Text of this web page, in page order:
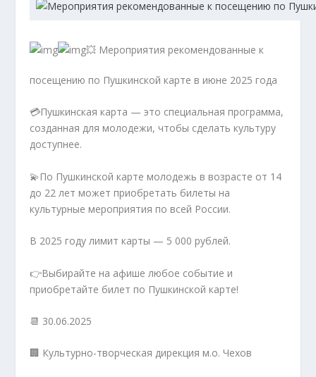
💥 Мероприятия рекомендованные к
посещению по Пушкинской карте в июне 2025 года
💳Пушкинская карта — это специальная программа,
созданная для молодежи, чтобы сделать культуру
доступнее.
💫По Пушкинской карте молодежь в возрасте от 14
до 22 лет может приобретать билеты на
культурные мероприятия по всей России.
В 2025 году лимит карты — 5 000 рублей.
👉Выбирайте на афише любое событие и
приобретайте билет по Пушкинской карте!
📆 30.06.2025
🏢 Культурно-творческая дирекция м.о. Чехов